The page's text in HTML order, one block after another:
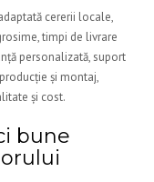
cererii locale,
timpi de livrare
personalizată, suport
și montaj,
și cost.
bune